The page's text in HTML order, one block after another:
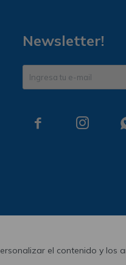
el contenido y los
Newsletter!
 